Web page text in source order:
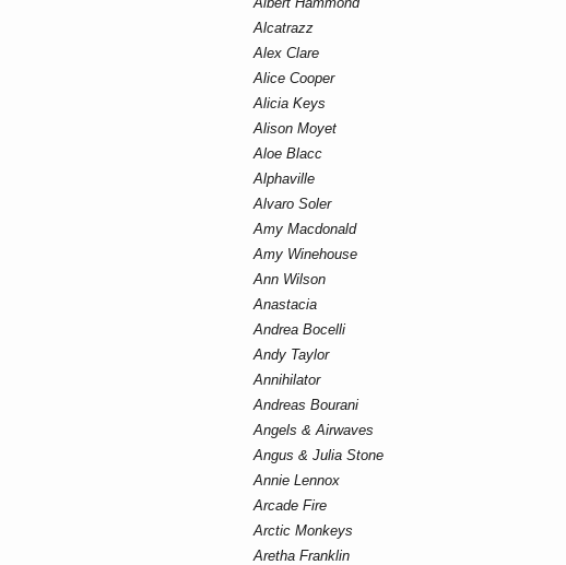
Alcatrazz
Alex Clare
Alice Cooper
Alicia Keys
Alison Moyet
Aloe Blacc
Alphaville
Alvaro Soler
Amy Macdonald
Amy Winehouse
Ann Wilson
Anastacia
Andrea Bocelli
Andy Taylor
Annihilator
Andreas Bourani
Angels & Airwaves
Angus & Julia Stone
Annie Lennox
Arcade Fire
Arctic Monkeys
Aretha Franklin